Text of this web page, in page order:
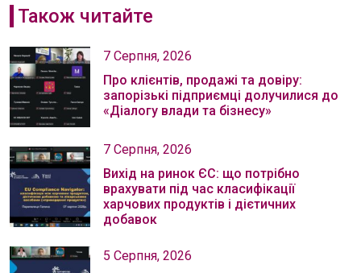
Також читайте
7 Серпня, 2026
Про клієнтів, продажі та довіру:
запорізькі підприємці долучилися до
«Діалогу влади та бізнесу»
7 Серпня, 2026
Вихід на ринок ЄС: що потрібно
врахувати під час класифікації
харчових продуктів і дієтичних
добавок
5 Серпня, 2026